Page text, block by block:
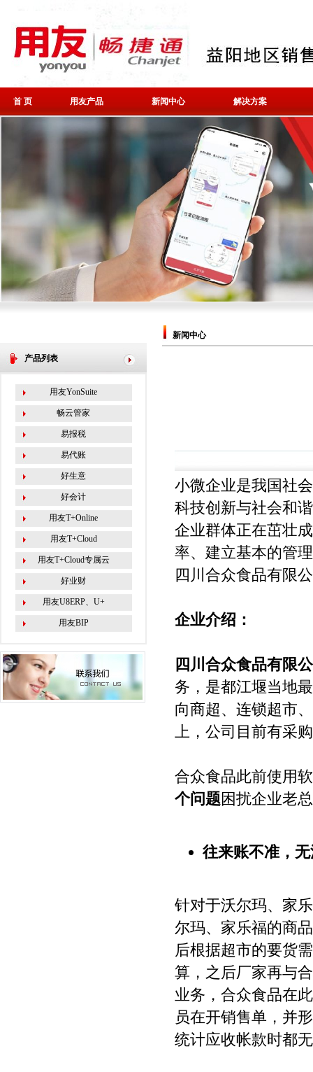
首 页 用友产品 新闻中心 解决方案
产品列表
用友YonSuite
畅云管家
易报税
易代账
好生意
好会计
用友T+Online
用友T+Cloud
用友T+Cloud专属云
好业财
用友U8ERP、U+
用友BIP
新闻中心
小微企业是我国社
科技创新与社会和
企业群体正在茁壮
率、建立基本的管
四川合众食品有限
企业介绍：
四川合众食品有限
务，是都江堰当地
向商超、连锁超市
上，公司目前有采
合众食品此前使用
个问题困扰企业老
往来账不准，
针对于沃尔玛、家
尔玛、家乐福的商
后根据超市的要货
算，之后厂家再与
业务，合众食品在
员在开销售单，并
统计应收帐款时都